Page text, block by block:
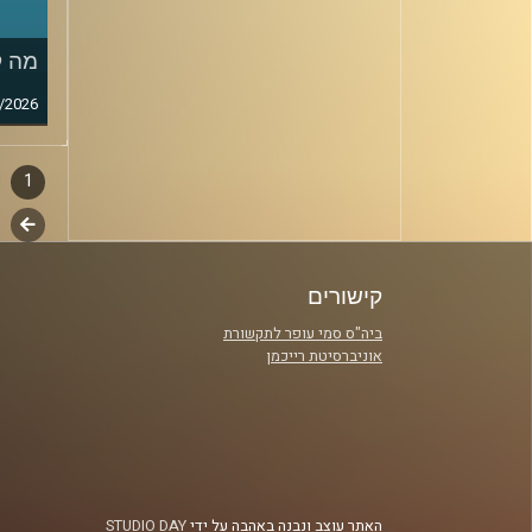
מה
סגירה
1
לשלב
קישורים
ביה"ס סמי עופר לתקשורת
אוניברסיטת רייכמן
האתר עוצב ונבנה באהבה על ידיSTUDIO DAY